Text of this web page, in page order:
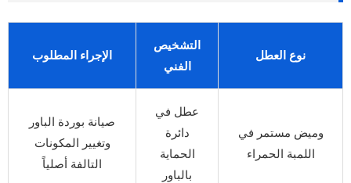
نوع العطل
التشخيص
الفني
الإجراء المطلوب
وميض مستمر في
اللمبة الحمراء
عطل في
دائرة
الحماية
بالباور
صيانة بوردة الباور
وتغيير المكونات
التالفة أصلياً